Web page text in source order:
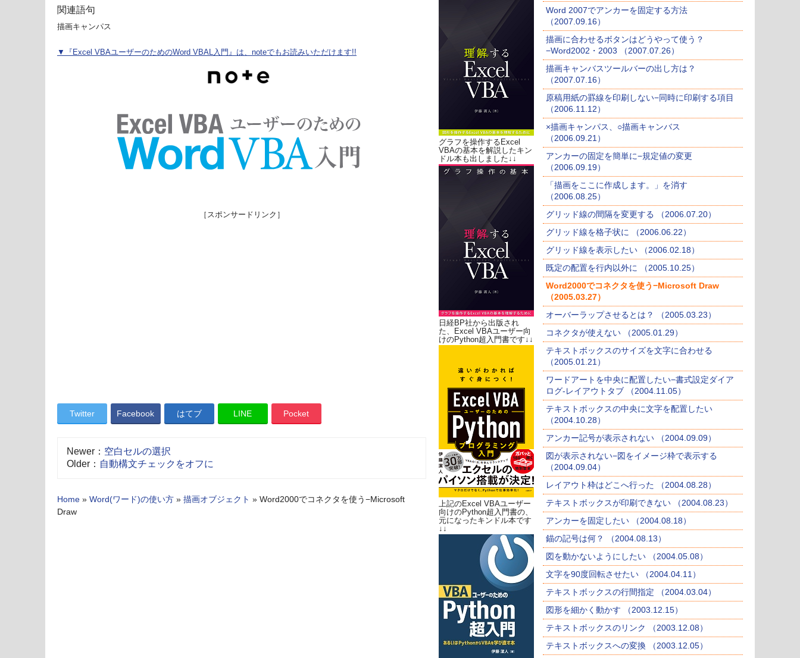
関連語句
描画キャンパス
▼『Excel VBAユーザーのためのWord VBAL入門』は、noteでもお読みいただけます!!
［スポンサードリンク］
Twitter Facebook はてブ LINE Pocket
Newer： 空白セルの選択
Older： 自動構文チェックをオフに
Home » Word(ワード)の使い方 » 描画オブジェクト » Word2000でコネクタを使う−Microsoft
Draw
グラフを操作するExcel
VBAの基本を解説したキン
ドル本も出しました↓↓
日経BP社から出版され
た、Excel VBAユーザー向
けのPython超入門書です↓↓
上記のExcel VBAユーザー
向けのPython超入門書の、
元になったキンドル本です
↓↓
Word 2007でアンカーを固定する方法
（2007.09.16）
描画に合わせるボタンはどうやって使う？
−Word2002・2003 （2007.07.26）
描画キャンバスツールバーの出し方は？
（2007.07.16）
原稿用紙の罫線を印刷しない−同時に印刷する項目
（2006.11.12）
×描画キャンパス、○描画キャンバス
（2006.09.21）
アンカーの固定を簡単に−規定値の変更
（2006.09.19）
「描画をここに作成します。」を消す
（2006.08.25）
グリッド線の間隔を変更する （2006.07.20）
グリッド線を格子状に （2006.06.22）
グリッド線を表示したい （2006.02.18）
既定の配置を行内以外に （2005.10.25）
Word2000でコネクタを使う−Microsoft Draw
（2005.03.27）
オーバーラップさせるとは？ （2005.03.23）
コネクタが使えない （2005.01.29）
テキストボックスのサイズを文字に合わせる
（2005.01.21）
ワードアートを中央に配置したい−書式設定ダイア
ログ-レイアウトタブ （2004.11.05）
テキストボックスの中央に文字を配置したい
（2004.10.28）
アンカー記号が表示されない （2004.09.09）
図が表示されない−図をイメージ枠で表示する
（2004.09.04）
レイアウト枠はどこへ行った （2004.08.28）
テキストボックスが印刷できない （2004.08.23）
アンカーを固定したい （2004.08.18）
錨の記号は何？ （2004.08.13）
図を動かないようにしたい （2004.05.08）
文字を90度回転させたい （2004.04.11）
テキストボックスの行間指定 （2004.03.04）
図形を細かく動かす （2003.12.15）
テキストボックスのリンク （2003.12.08）
テキストボックスへの変換 （2003.12.05）